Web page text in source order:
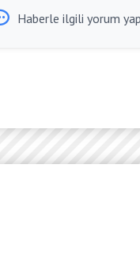
Haberle ilgili yorum